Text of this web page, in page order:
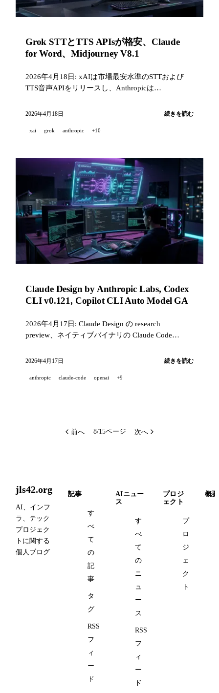
Grok STTとTTS APIsが格安、Claude
for Word、Midjourney V8.1
2026年4月18日: xAIは市場最安水準のSTTおよび
TTS音声APIをリリースし、Anthropicは
ータ公開、Midjourney V8.1はネイティブ2Kレンダ
Dreamsを立ち上げ、KimiはPraaSアーキテクチャを
2026年4月18日 続きを読む
xai grok anthropic +10
Claude Design by Anthropic Labs, Codex
CLI v0.121, Copilot CLI Auto Model GA
2026年4月17日: Claude Design の research
preview、ネイティブバイナリの Claude Code
Codex CLI v0.121、Copilot CLI Auto Model GA、
NemoClaw、そして iOS 版 Runway Seedance 2.0。
2026年4月17日 続きを読む
anthropic claude-code openai +9
前へ 8/15ページ 次へ
jls42.org
AI、インフ
ラ、テック
プロジェク
トに関する
個人ブログ
記事
す
べ
て
の
記
事
タ
グ
RSS
フ
ィ
ー
ド
AIニュー
ス
す
べ
て
の
ニ
ュ
ー
ス
RSS
フ
ィ
ー
ド
プロジ
ェクト
プ
ロ
ジ
ェ
ク
ト
概要